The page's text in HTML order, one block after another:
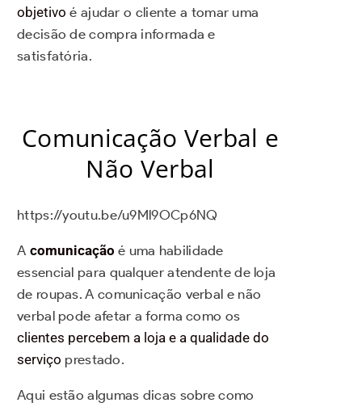
objetivo é ajudar o cliente a tomar uma
decisão de compra informada e
satisfatória.
Comunicação Verbal e
Não Verbal
https://youtu.be/u9Ml9OCp6NQ
A comunicação é uma habilidade
essencial para qualquer atendente de loja
de roupas. A comunicação verbal e não
verbal pode afetar a forma como os
clientes percebem a loja e a qualidade do
serviço prestado.
Aqui estão algumas dicas sobre como